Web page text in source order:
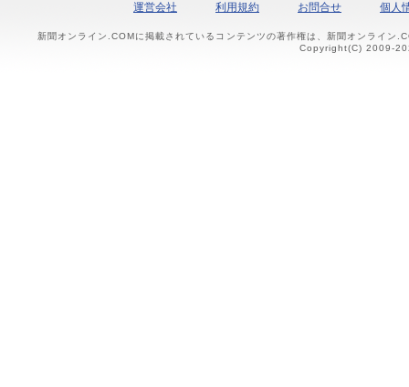
運営会社 利用規約 お問合せ 個人
新聞オンライン.COMに掲載されているコンテンツの著作権は、新聞オンライン
Copyright(C) 2009-